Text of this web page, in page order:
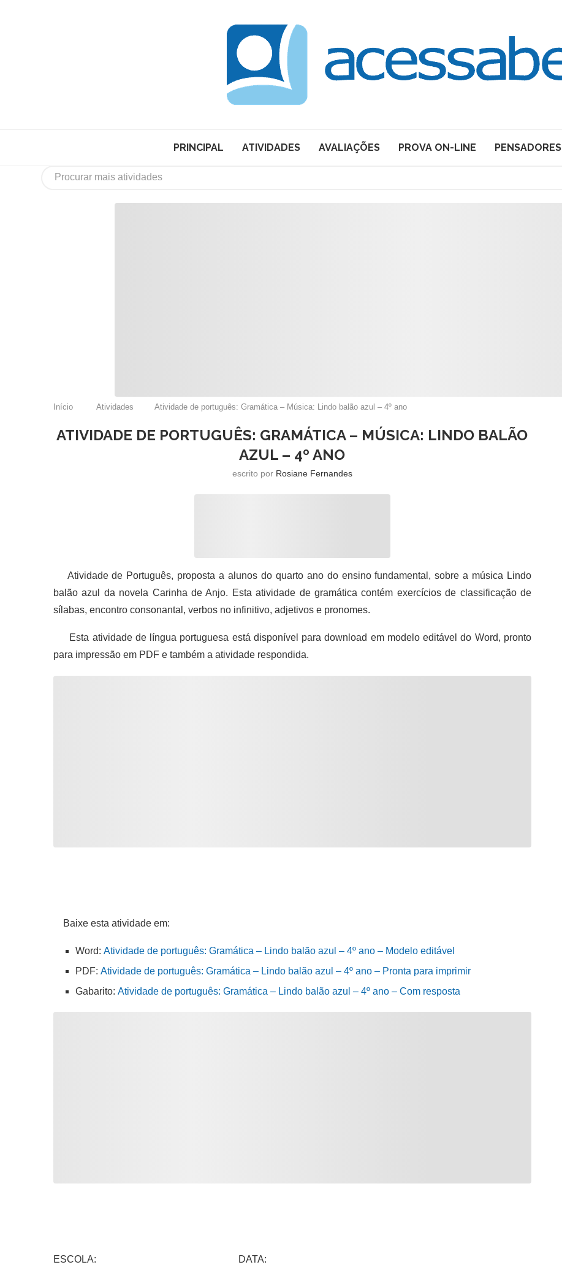
PRINCIPAL ATIVIDADES AVALIAÇÕES PROVA ON-LINE PENSADORES
Início Atividades Atividade de português: Gramática – Música: Lindo balão azul – 4º ano
ATIVIDADE DE PORTUGUÊS: GRAMÁTICA – MÚSICA: LINDO BALÃO
AZUL – 4º ANO
escrito por Rosiane Fernandes
Atividade de Português, proposta a alunos do quarto ano do ensino fundamental, sobre a música Lindo
balão azul da novela Carinha de Anjo. Esta atividade de gramática contém exercícios de classificação de
sílabas, encontro consonantal, verbos no infinitivo, adjetivos e pronomes.
Esta atividade de língua portuguesa está disponível para download em modelo editável do Word, pronto
para impressão em PDF e também a atividade respondida.
Baixe esta atividade em:
Word: Atividade de português: Gramática – Lindo balão azul – 4º ano – Modelo editável
PDF: Atividade de português: Gramática – Lindo balão azul – 4º ano – Pronta para imprimir
Gabarito: Atividade de português: Gramática – Lindo balão azul – 4º ano – Com resposta
ESCOLA: DATA: